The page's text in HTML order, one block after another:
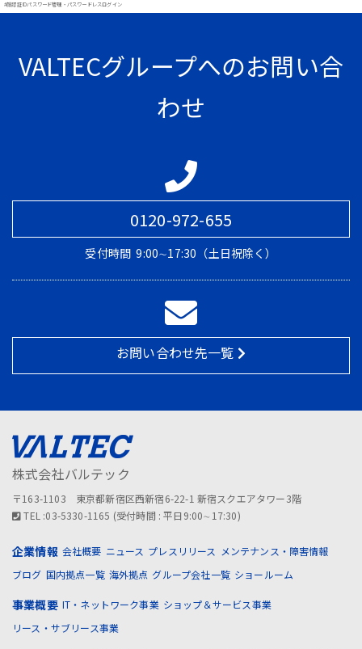
#顔認証 IDパスワード管理・パスワードレスログイン
VALTECグループへのお問い合
わせ
0120-972-655
受付時間 9:00∼17:30（土日祝除く）
お問い合わせ先一覧
株式会社バルテック
〒163-1103 東京都新宿区西新宿6-22-1 新宿スクエアタワー3階
TEL :03-5330-1165 (受付時間 : 平日9:00∼17:30)
企業情報 会社概要 ニュース プレスリリース
メンテナンス・障害情報
ブログ 国内拠点一覧 海外拠点 グループ会社一覧 ショールーム
事業概要 IT・ネットワーク事業 ショップ＆サービス事業
リース・サブリース事業